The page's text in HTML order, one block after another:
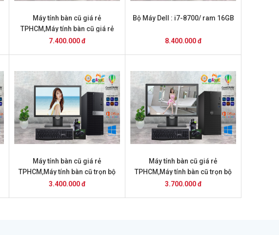
Máy tính bàn cũ giá rẻ
TPHCM,Máy tính bàn cũ giá rẻ
TPHCM
7.400.000 đ
Bộ Máy Dell : i7-8700/ ram 16GB
8.400.000 đ
Máy tính bàn cũ giá rẻ
TPHCM,Máy tính bàn cũ trọn bộ
giá 3 .4 triệu
3.400.000 đ
Máy tính bàn cũ giá rẻ
TPHCM,Máy tính bàn cũ trọn bộ
giá 3,7 triệu
3.700.000 đ